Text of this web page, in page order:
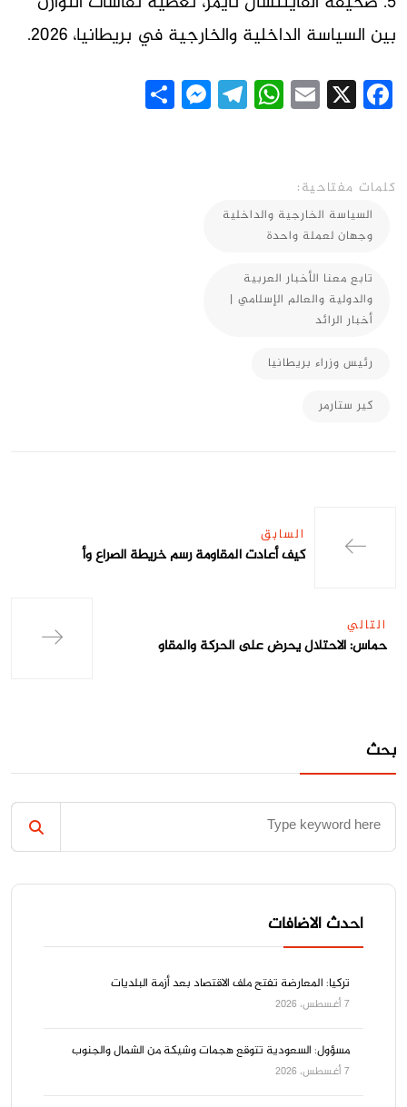
بين السياسة الداخلية والخارجية في بريطانيا، 2026.
Facebook
X
Email
WhatsApp
Telegram
Messenger
كلمات مفتاحية:
السياسة الخارجية والداخلية
وجهان لعملة واحدة
تابع معنا الأخبار العربية
والدولية والعالم الإسلامي |
أخبار الرائد
رئيس وزراء بريطانيا
كير ستارمر
السابق
كيف أعادت المقاومة رسم خريطة الصراع وأ
التالي
حماس: الاحتلال يحرض على الحركة والمقاو
بحث
احدث الاضافات
تركيا: المعارضة تفتح ملف الاقتصاد بعد أزمة البلديات
7 أغسطس، 2026
مسؤول: السعودية تتوقع هجمات وشيكة من الشمال والجنوب
7 أغسطس، 2026